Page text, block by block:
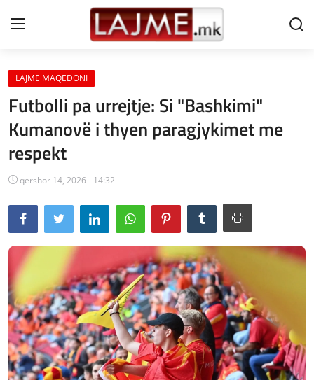
Shtëpi
LAJME MAQEDONI
SHQIPERI
KOSOVA
LAJME NGA BOTA
SHOWBIZ
SPORT
SHENDETI
JETA
Gallery
LAJME MAQEDONI
Futbolli pa urrejtje: Si "Bashkimi"
Kumanovë i thyen paragjykimet me
respekt
qershor 14, 2026 - 14:32